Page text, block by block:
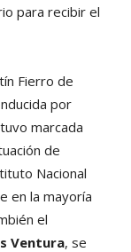
para recibir el
Fierro de
por
marcada
de
Nacional
en la mayoría
el
Ventura, se